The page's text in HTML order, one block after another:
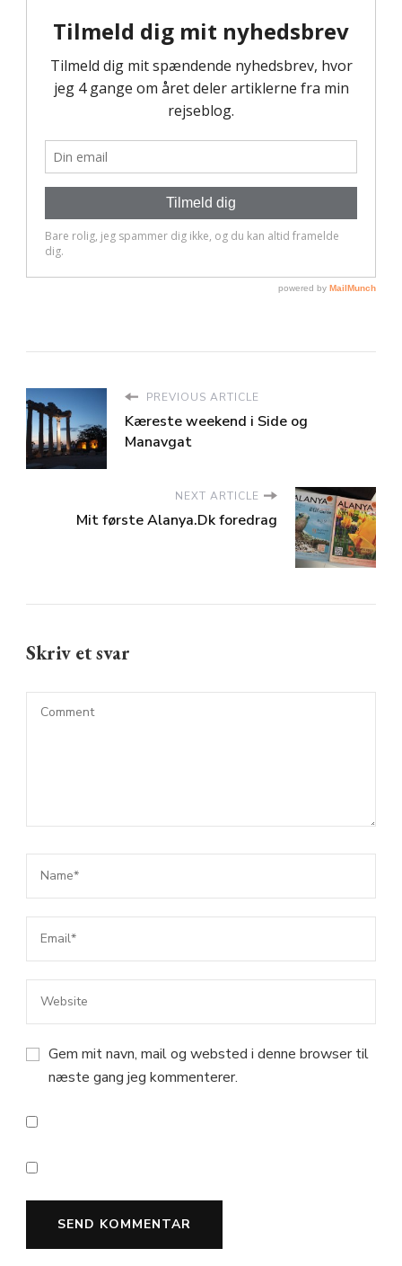
PREVIOUS ARTICLE
Kæreste weekend i Side og
Manavgat
NEXT ARTICLE
Mit første Alanya.Dk foredrag
Skriv et svar
Gem mit navn, mail og websted i denne browser til
næste gang jeg kommenterer.